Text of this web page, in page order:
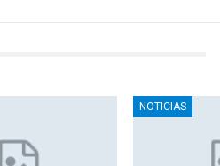
NOTICIAS